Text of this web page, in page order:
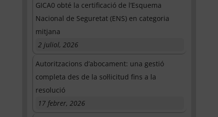
GICA0 obté la certificació de l’Esquema
Nacional de Seguretat (ENS) en categoria
mitjana
2 juliol, 2026
Autoritzacions d’abocament: una gestió
completa des de la sol·licitud fins a la
resolució
17 febrer, 2026